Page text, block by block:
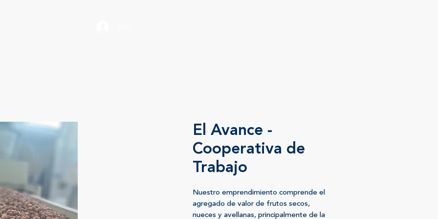
El Avance -
Cooperativa de
Trabajo
Nuestro emprendimiento comprende el
agregado de valor de frutos secos,
nueces y avellanas, principalmente de la